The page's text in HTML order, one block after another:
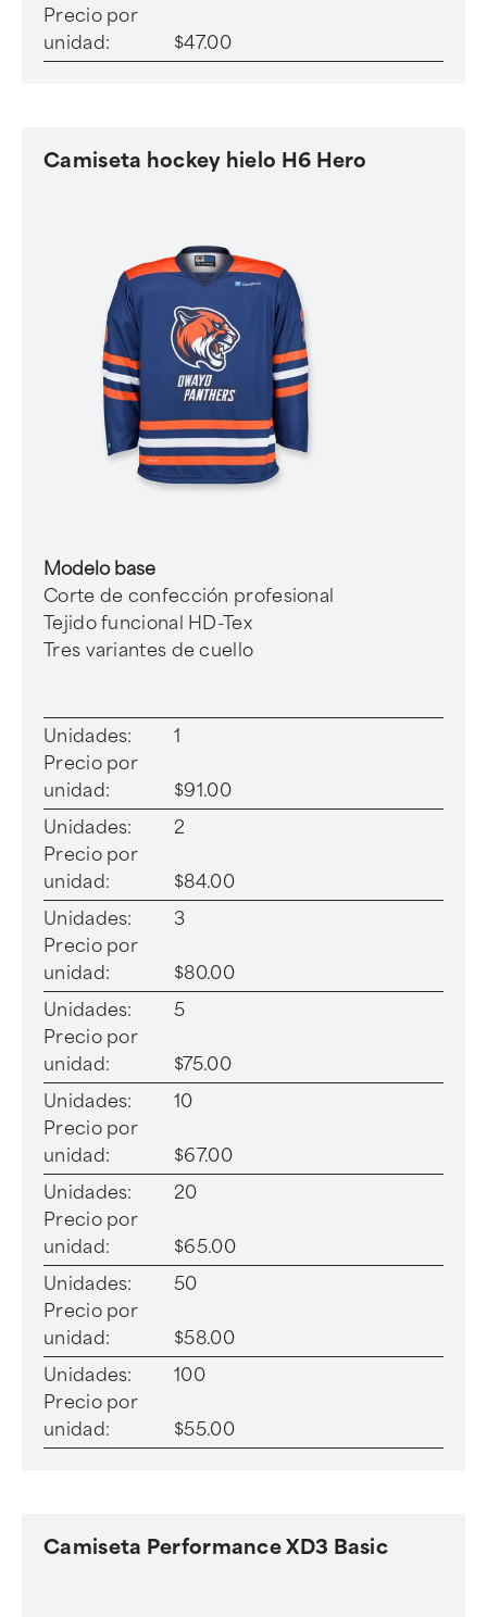
Precio por
unidad:
$47.00
Camiseta hockey hielo H6 Hero
Modelo base
Corte de confección profesional
Tejido funcional HD-Tex
Tres variantes de cuello
Unidades:
1
Precio por
unidad:
$91.00
Unidades:
2
Precio por
unidad:
$84.00
Unidades:
3
Precio por
unidad:
$80.00
Unidades:
5
Precio por
unidad:
$75.00
Unidades:
10
Precio por
unidad:
$67.00
Unidades:
20
Precio por
unidad:
$65.00
Unidades:
50
Precio por
unidad:
$58.00
Unidades:
100
Precio por
unidad:
$55.00
Camiseta Performance XD3 Basic